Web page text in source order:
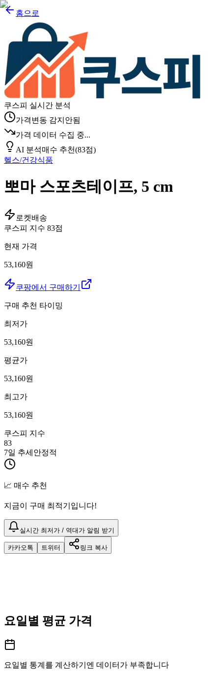
홈으로
쿠스피 실시간 분석
가격변동 감지안됨
가격 데이터 수집 중...
AI 분석매수 추천(83점)
헬스/건강식품
뽀마 스포츠테이프, 5 cm
로켓배송
쿠스피 지수 83점
현재 가격
53,160원
쿠팡에서 구매하기
구매 추천 타이밍
최저가
53,160원
평균가
53,160원
최고가
53,160원
쿠스피 지수
83
7일 추세 안정적
📈 매수 추천
지금이 구매 최적기입니다!
실시간 최저가 / 역대가 알림 받기
카카오톡 트위터 링크 복사
요일별 평균 가격
요일별 통계를 계산하기엔 데이터가 부족합니다